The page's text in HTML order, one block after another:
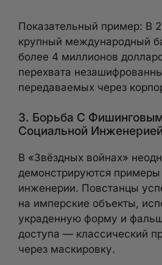
Показательный пример: В
крупный международный
более 4 миллионов
перехвата
передаваемых через
3. Борьба С
Социальной Инженерией
В «Звёздных войнах»
демонстрируются примеры
инженерии. Повстанцы
на имперские объекты,
украденную форму и
доступа — классический
через маскировку.